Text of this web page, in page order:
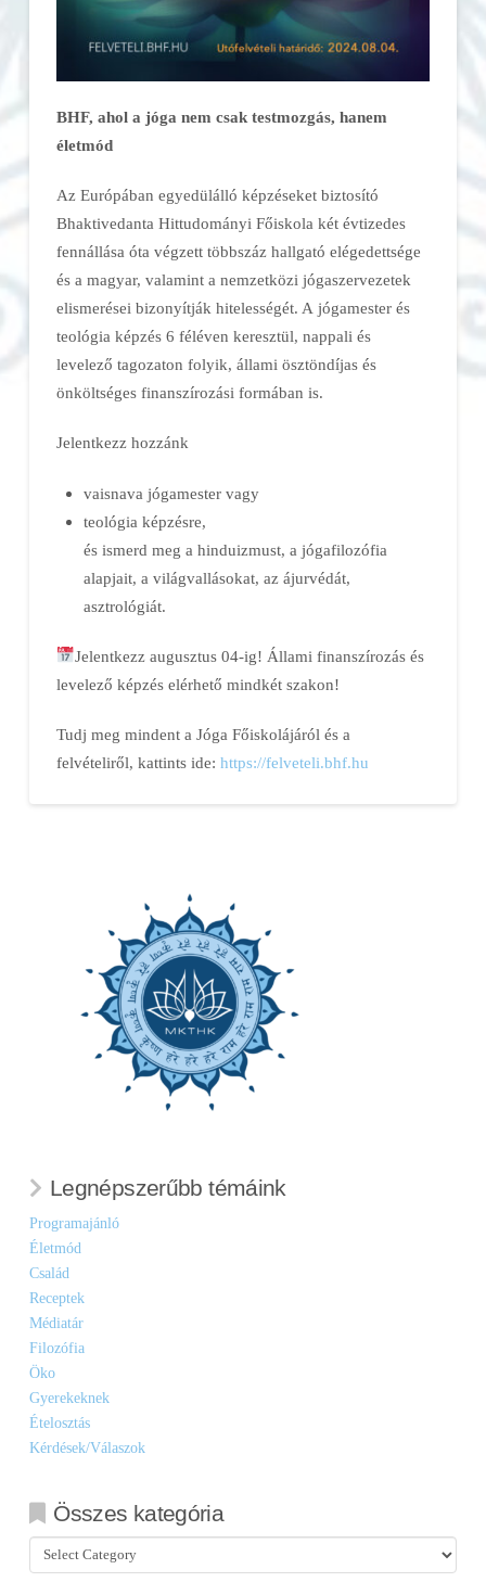
BHF, ahol a jóga nem csak testmozgás, hanem
életmód
Az Európában egyedülálló képzéseket biztosító
Bhaktivedanta Hittudományi Főiskola két évtizedes
fennállása óta végzett többszáz hallgató elégedettsége
és a magyar, valamint a nemzetközi jógaszervezetek
elismerései bizonyítják hitelességét. A jógamester és
teológia képzés 6 féléven keresztül, nappali és
levelező tagozaton folyik, állami ösztöndíjas és
önköltséges finanszírozási formában is.
Jelentkezz hozzánk
vaisnava jógamester vagy
teológia képzésre,
és ismerd meg a hinduizmust, a jógafilozófia
alapjait, a világvallásokat, az ájurvédát,
asztrológiát.
Jelentkezz augusztus 04-ig! Állami finanszírozás és
levelező képzés elérhető mindkét szakon!
Tudj meg mindent a Jóga Főiskolájáról és a
felvételiről, kattints ide: https://felveteli.bhf.hu
Legnépszerűbb témáink
Programajánló
Életmód
Család
Receptek
Médiatár
Filozófia
Öko
Gyerekeknek
Ételosztás
Kérdések/Válaszok
Összes kategória
Összes
kategória